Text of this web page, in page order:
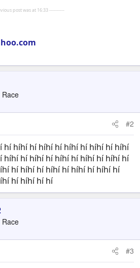
post was at 16:33 ----------
Race
#2
hí híhí hí híhí hí híhí hí híhí hí híhí
híhí hí híhí hí híhí hí híhí hí híhí hí
hí híhí hí híhí hí híhí hí híhí hí
hí híhí hí hí
Race
#3